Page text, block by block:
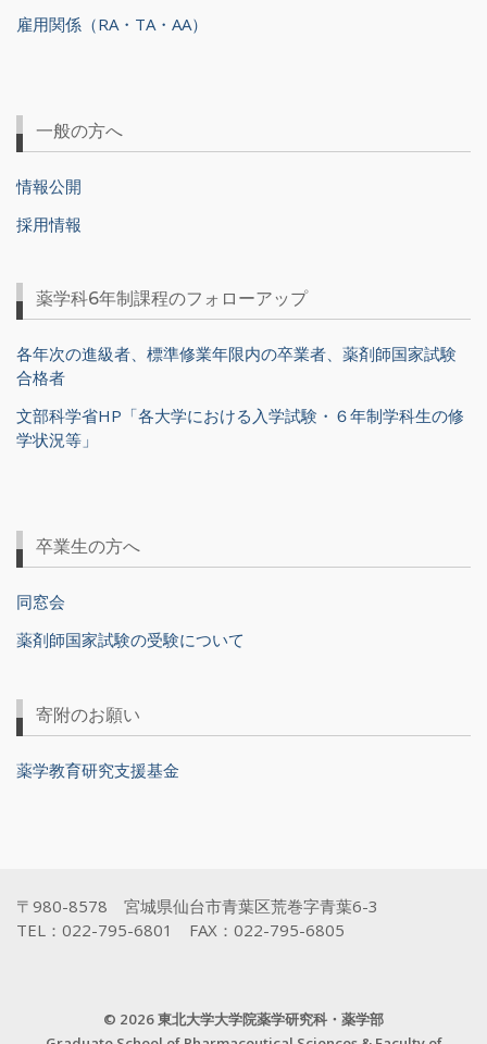
雇用関係（RA・TA・AA）
一般の方へ
情報公開
採用情報
薬学科6年制課程のフォローアップ
各年次の進級者、標準修業年限内の卒業者、薬剤師国家試験
合格者
文部科学省HP「各大学における入学試験・６年制学科生の修
学状況等」
卒業生の方へ
同窓会
薬剤師国家試験の受験について
寄附のお願い
薬学教育研究支援基金
〒980-8578 宮城県仙台市青葉区荒巻字青葉6-3
TEL：022-795-6801 FAX：022-795-6805
© 2026 東北大学大学院薬学研究科・薬学部